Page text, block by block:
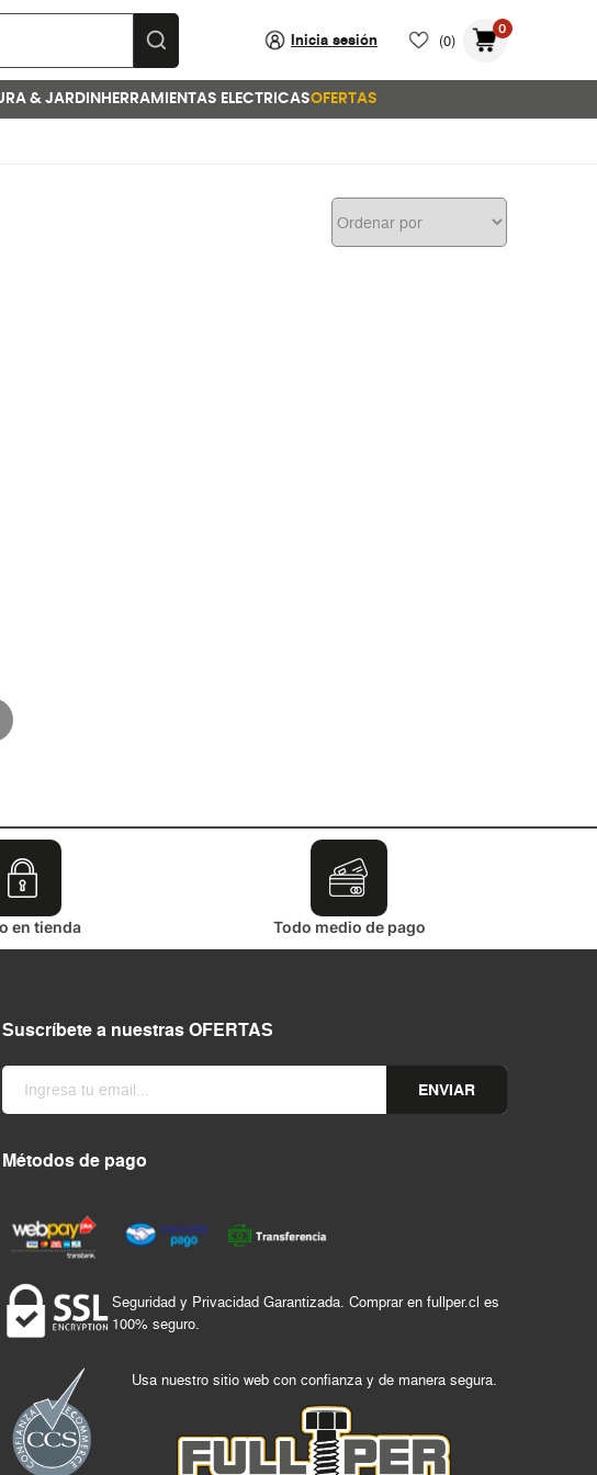
Inicia sesión (0)
0
& JARDIN HERRAMIENTAS ELECTRICASOFERTAS
en tienda Todo medio de pago
Suscríbete a nuestras OFERTAS
ENVIAR
Métodos de pago
Seguridad y Privacidad Garantizada. Comprar en fullper.cl es
100% seguro.
Usa nuestro sitio web con confianza y de manera segura.